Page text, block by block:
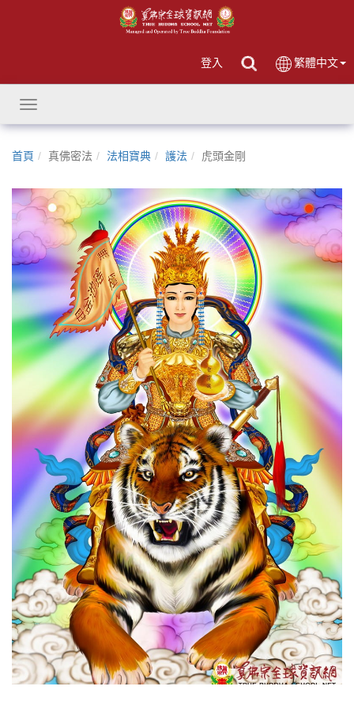
登入 繁體中文
Toggle
navigation
首頁 真佛密法 法相寶典 護法 虎頭金剛